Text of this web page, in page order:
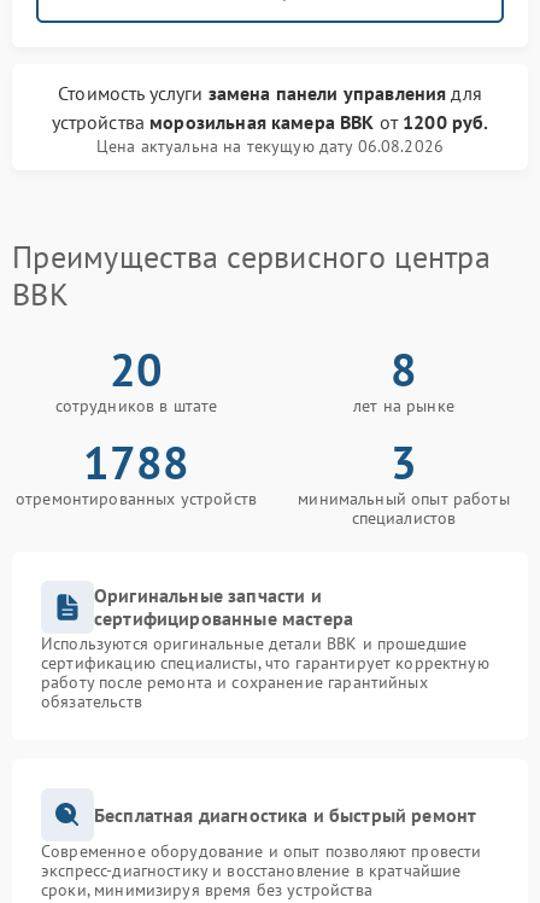
Стоимость услуги замена панели управления для
устройства морозильная камера BBK от 1200 руб.
Цена актуальна на текущую дату 06.08.2026
Преимущества сервисного центра
BBK
20
сотрудников в штате
8
лет на рынке
1788
отремонтированных устройств
3
минимальный опыт работы
специалистов
Оригинальные запчасти и
сертифицированные мастера
Используются оригинальные детали BBK и прошедшие
сертификацию специалисты, что гарантирует корректную
работу после ремонта и сохранение гарантийных
обязательств
Бесплатная диагностика и быстрый ремонт
Современное оборудование и опыт позволяют провести
экспресс-диагностику и восстановление в кратчайшие
сроки, минимизируя время без устройства